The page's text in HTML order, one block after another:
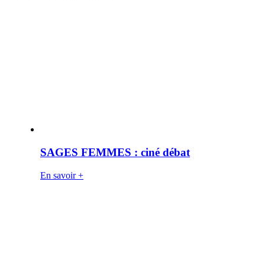
SAGES FEMMES : ciné débat
En savoir +